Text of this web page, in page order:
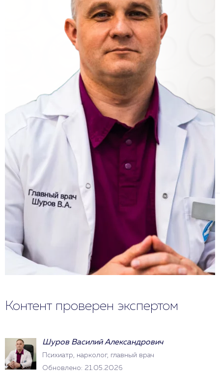
Контент проверен экспертом
Шуров Василий Александрович
Психиатр, нарколог, главный врач
Обновлено: 21.05.2026